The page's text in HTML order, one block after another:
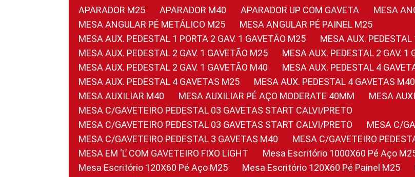
APARADOR M25
APARADOR M40 APARADOR UP COM GAVETA
MESA
MESA ANGULAR PÉ METÁLICO M25
MESA ANGULAR PÉ PAINEL M25
MESA AUX. PEDESTAL 1 PORTA 2 GAV. 1 GAVETÃO M25
MESA AUX.
MESA AUX. PEDESTAL 2 GAV. 1 GAVETÃO M25
MESA AUX. PEDESTAL 2 GAV.
MESA AUX. PEDESTAL 2 GAV. 1 GAVETÃO M40
MESA AUX. PEDESTAL 4
MESA AUX. PEDESTAL 4 GAVETAS M25
MESA AUX. PEDESTAL 4 GAVETAS M40
MESA AUXILIAR M40
MESA AUXILIAR PÉ AÇO MODERATE 40MM
MESA
MESA C/GAVETEIRO PEDESTAL 03 GAVETAS START CALVI/PRETO
MESA C/GAVETEIRO PEDESTAL 03 GAVETAS START CALVI/PRETO
MESA C/
MESA C/GAVETEIRO PEDESTAL 3 GAVETAS M40
MESA C/GAVETEIRO
MESA EM ‘L’ COM GAVETEIRO FIXO LIGHT
Mesa Escritório 1000X60 Pé Aço
Mesa Escritório 120X60 Pé Aço M25
Mesa Escritório 120X60 Pé Painel M25